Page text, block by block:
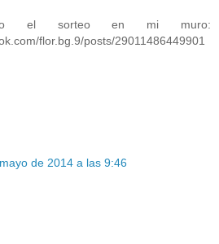
el sorteo en mi muro:
flor.bg.9/posts/29011486449901
de 2014 a las 9:46